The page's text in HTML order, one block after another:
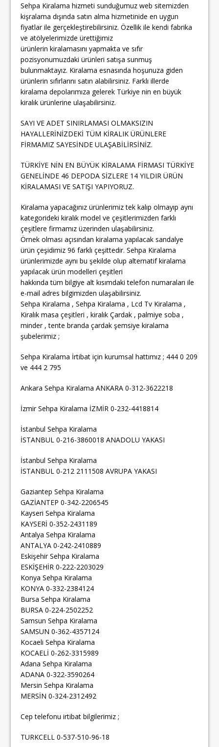
Sehpa Kiralama hizmeti sunduğumuz web sitemizden
kişralama dışında satın alma hizmetinide en uygun
fiyatlar ile gerçekleştirebilirsiniz. Özellik ile kendi fabrika
ve atölyelerimizde ürettiğimiz
ürünlerin kiralamasını yapmakta ve sıfır
pozisyonumuzdaki ürünleri satışa sunmuş
bulunmaktayız. Kiralama esnasında hoşunuza giden
ürünlerin sıfırlarını satın alabilirsiniz. Farklı illerde
kiralama depolarımıza gelerek Türkiye nin en büyük
kiralık ürünlerine ulaşabilirsiniz.
SAYI VE ADET SINIRLAMASI OLMAKSIZIN
HAYALLERİNİZDEKİ TÜM KİRALIK ÜRÜNLERE
FİRMAMIZ SAYESİNDE ULAŞABİLİRSİNİZ.
TÜRKİYE NİN EN BÜYÜK KİRALAMA FİRMASI TÜRKİYE
GENELİNDE 46 DEPODA SİZLERE 14 YILDIR ÜRÜN
KİRALAMASI VE SATIŞI YAPIYORUZ.
Kiralama yapacağınız ürünlerimiz tek kalıp olmayıp aynı
kategorideki kiralık model ve çeşitlerimizden farklı
çeşitlere firmamız üzerinden ulaşabilirsiniz.
Örnek olması açısından kiralama yapılacak sandalye
ürün çeşidimiz 96 farklı çeşittedir. Sehpa Kiralama
ürünlerimizde aynı bu şekilde olup alternatif kiralama
yapılacak ürün modelleri çeşitleri
hakkında tüm bilgiye alt kısımdaki telefon numaraları ile
e-mail adres bilgimizden ulaşabilirsiniz.
Sehpa Kiralama , Sehpa Kiralama , Lcd Tv Kiralama ,
Kiralık masa çeşitleri , kiralık Çardak , palmiye soba ,
minder , tente branda çardak şemsiye kiralama
şubelerimiz ;
Sehpa Kiralama İrtibat için kurumsal hattımız ; 444 0 209
ve 444 2 795
Ankara Sehpa Kiralama ANKARA 0-312-3622218
İzmir Sehpa Kiralama İZMİR 0-232-4418814
İstanbul Sehpa Kiralama
İSTANBUL 0-216-3860018 ANADOLU YAKASI
İstanbul Sehpa Kiralama
İSTANBUL 0-212 2111508 AVRUPA YAKASI
Gaziantep Sehpa Kiralama
GAZİANTEP 0-342-2206545
Kayseri Sehpa Kiralama
KAYSERİ 0-352-2431189
Antalya Sehpa Kiralama
ANTALYA 0-242-2410889
Eskişehir Sehpa Kiralama
ESKİŞEHİR 0-222-2203029
Konya Sehpa Kiralama
KONYA 0-332-2384124
Bursa Sehpa Kiralama
BURSA 0-224-2502252
Samsun Sehpa Kiralama
SAMSUN 0-362-4357124
Kocaeli Sehpa Kiralama
KOCAELİ 0-262-3315989
Adana Sehpa Kiralama
ADANA 0-322-3590264
Mersin Sehpa Kiralama
MERSİN 0-324-2312492
Cep telefonu irtibat bilgilerimiz ;
TURKCELL 0-537-510-96-18